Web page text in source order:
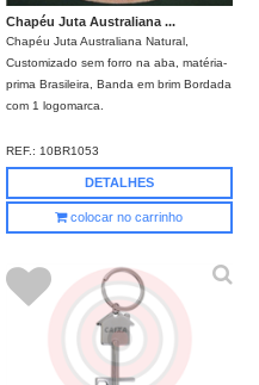
Chapéu Juta Australiana ...
Chapéu Juta Australiana Natural,
Customizado sem forro na aba, matéria-
prima Brasileira, Banda em brim Bordada
com 1 logomarca.
REF.:10BR1053
DETALHES
colocar no carrinho